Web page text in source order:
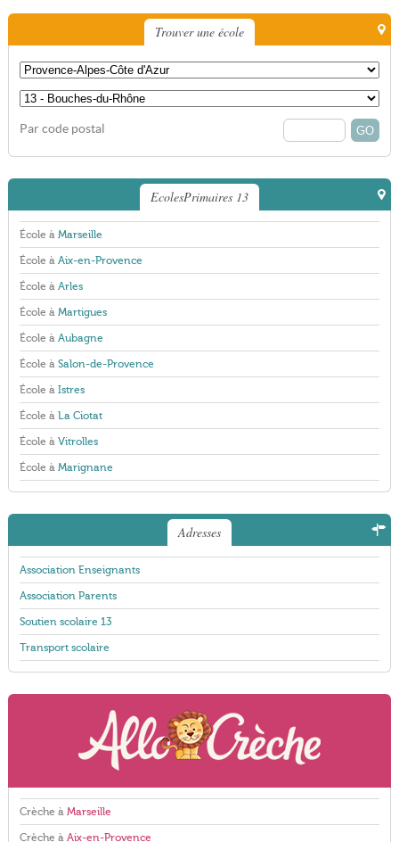
Trouver une école
Par code postal
EcolesPrimaires 13
École à Marseille
École à Aix-en-Provence
École à Arles
École à Martigues
École à Aubagne
École à Salon-de-Provence
École à Istres
École à La Ciotat
École à Vitrolles
École à Marignane
Adresses
Association Enseignants
Association Parents
Soutien scolaire 13
Transport scolaire
Crèche à Marseille
Crèche à Aix-en-Provence